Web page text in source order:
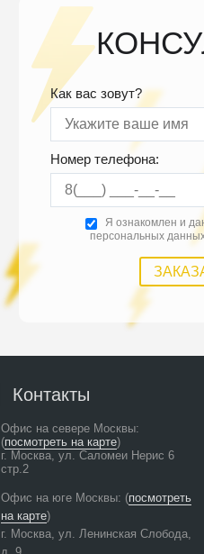
Как вас зовут?
Номер телефона:
Я ознакомлен и
персональных
Контакты
Офис на севере Москвы:
(посмотреть на карте)
г. Москва, ул. Саломеи Нерис 6
стр.2
Офис на юге Москвы: (посмотреть
на карте)
г. Москва, ул. Ленинская Слобода,